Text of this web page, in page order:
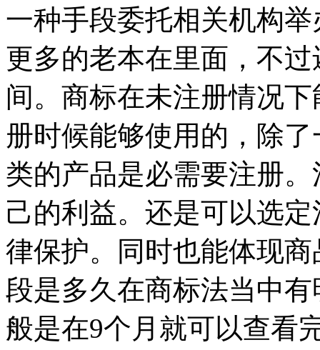
一种手段委托相关机构
更多的老本在里面，不
间。商标在未注册情况
册时候能够使用的，除
类的产品是必需要注册
己的利益。还是可以选
律保护。同时也能体现
段是多久在商标法当中
般是在9个月就可以查看